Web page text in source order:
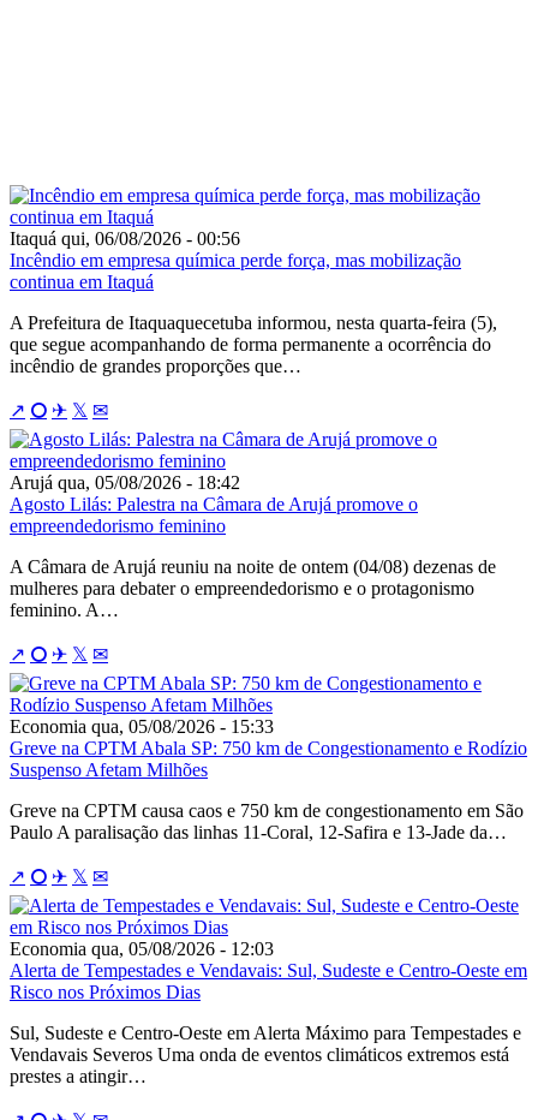
Itaquá qui, 06/08/2026 - 00:56
Incêndio em empresa química perde força, mas mobilização
continua em Itaquá
A Prefeitura de Itaquaquecetuba informou, nesta quarta-feira (5),
que segue acompanhando de forma permanente a ocorrência do
incêndio de grandes proporções que…
↗ ⭘ ✈ 𝕏 ✉
Arujá qua, 05/08/2026 - 18:42
Agosto Lilás: Palestra na Câmara de Arujá promove o
empreendedorismo feminino
A Câmara de Arujá reuniu na noite de ontem (04/08) dezenas de
mulheres para debater o empreendedorismo e o protagonismo
feminino. A…
↗ ⭘ ✈ 𝕏 ✉
Economia qua, 05/08/2026 - 15:33
Greve na CPTM Abala SP: 750 km de Congestionamento e Rodízio
Suspenso Afetam Milhões
Greve na CPTM causa caos e 750 km de congestionamento em São
Paulo A paralisação das linhas 11-Coral, 12-Safira e 13-Jade da…
↗ ⭘ ✈ 𝕏 ✉
Economia qua, 05/08/2026 - 12:03
Alerta de Tempestades e Vendavais: Sul, Sudeste e Centro-Oeste em
Risco nos Próximos Dias
Sul, Sudeste e Centro-Oeste em Alerta Máximo para Tempestades e
Vendavais Severos Uma onda de eventos climáticos extremos está
prestes a atingir…